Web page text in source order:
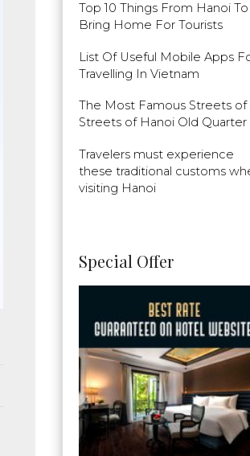
Top 10 Things From Hanoi To
Bring Home For Tourists
List Of Useful Mobile Apps
Travelling In Vietnam
The Most Famous Streets of
Streets of Hanoi Old Quarter
Travelers must experience
these traditional customs
visiting Hanoi
Special Offer